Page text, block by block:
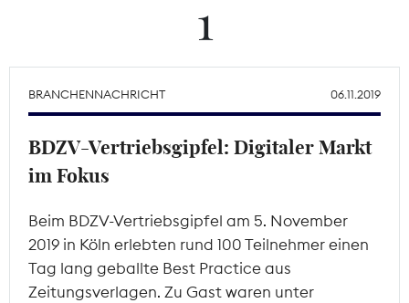
Mitgliederbereich
1
BRANCHENNACHRICHT 06.11.2019
BDZV-Vertriebsgipfel: Digitaler Markt
im Fokus
Beim BDZV-Vertriebsgipfel am 5. November
2019 in Köln erlebten rund 100 Teilnehmer einen
Tag lang geballte Best Practice aus
Zeitungsverlagen. Zu Gast waren unter